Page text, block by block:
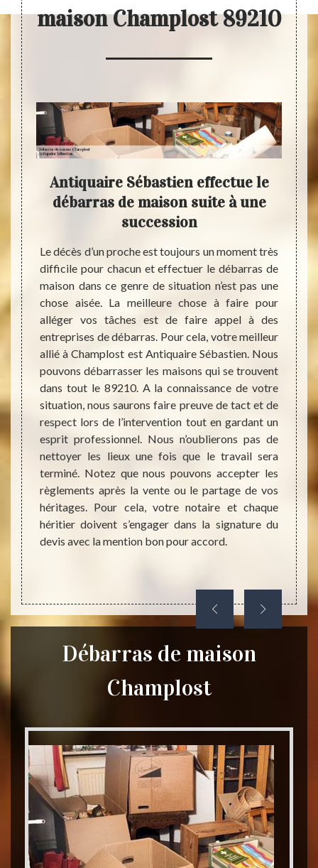
maison Champlost 89210
peut
et
à
Dans
de
plus
de
la
pour
Antiquaire Sébastien effectue le
débarras de maison suite à une
succession
Le décès d’un proche est toujours un moment très
difficile pour chacun et effectuer le débarras de
maison dans ce genre de situation n’est pas une
chose aisée. La meilleure chose à faire pour
alléger vos tâches est de faire appel à des
entreprises de débarras. Pour cela, votre meilleur
allié à Champlost est Antiquaire Sébastien. Nous
pouvons débarrasser les maisons qui se trouvent
dans tout le 89210. A la connaissance de votre
situation, nous saurons faire preuve de tact et de
respect lors de l’intervention tout en gardant un
esprit professionnel. Nous n’oublierons pas de
nettoyer les lieux une fois que le travail sera
terminé. Notez que nous pouvons accepter les
règlements après la vente ou le partage de vos
héritages. Pour cela, votre notaire et chaque
héritier doivent s’engager dans la signature du
devis avec la mention bon pour accord.
Il
de
les
Débarras de maison
Champlost